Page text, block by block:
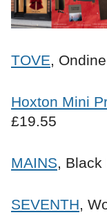
TOVE,
Hoxton Mini
£19.55
MAINS, Black
SEVENTH,